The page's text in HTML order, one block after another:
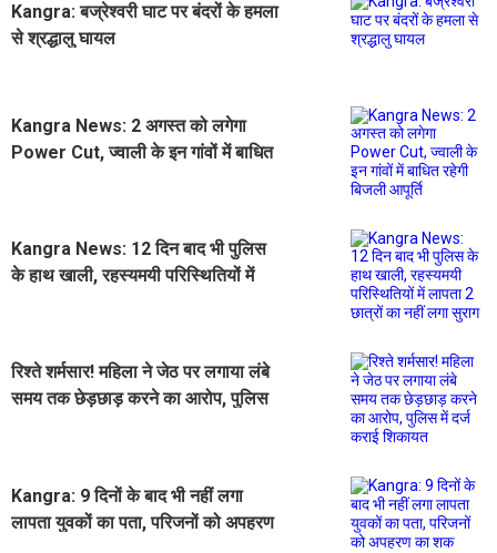
Kangra: बज्रेश्वरी घाट पर बंदरों के हमला
से श्रद्धालु घायल
Kangra News: 2 अगस्त को लगेगा
Power Cut, ज्वाली के इन गांवों में बाधित
Kangra News: 12 दिन बाद भी पुलिस
के हाथ खाली, रहस्यमयी परिस्थितियों में
रिश्ते शर्मसार! महिला ने जेठ पर लगाया लंबे
समय तक छेड़छाड़ करने का आरोप, पुलिस
Kangra: 9 दिनों के बाद भी नहीं लगा
लापता युवकों का पता, परिजनों को अपहरण